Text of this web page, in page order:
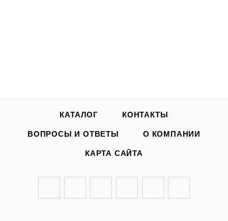
КАТАЛОГ КОНТАКТЫ
ВОПРОСЫ И ОТВЕТЫ О КОМПАНИИ
КАРТА САЙТА